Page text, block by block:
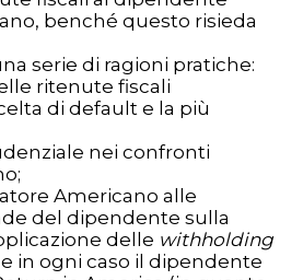
benché questo risieda
serie di ragioni pratiche:
ritenute fiscali
di default e la più
nei confronti
Americano alle
del dipendente sulla
delle withholding
in ogni caso il dipendente